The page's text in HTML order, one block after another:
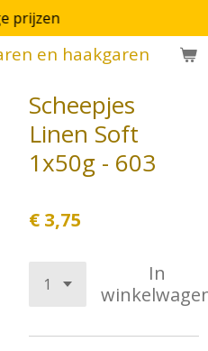
en haakgaren
prijzen
Scheepjes
Linen Soft
1x50g - 603
€ 3,75
In